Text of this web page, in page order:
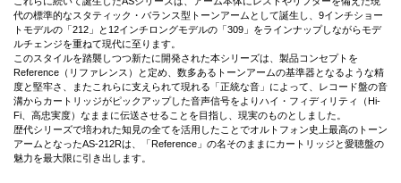
代の標準的なスタティック・バランス型トーンアームとして誕生し、9インチショー
トモデルの「212」と12インチロングモデルの「309」をラインナップしながらモデ
ルチェンジを重ねて現代に至ります。
このスタイルを踏襲しつつ新たに開発された本シリーズは、製品コンセプトを
Reference（リファレンス）と定め、数多あるトーンアームの基準器となるような精
度と堅牢さ、またこれらに支えられて現れる「正統な音」によって、レコード盤の音
溝からカートリッジがピックアップした音声信号をよりハイ・フィディリティ（Hi-
Fi、高忠実度）なままに伝送させることを目指し、現実のものとしました。
歴代シリーズで培われた知見の全てを活用したことでオルトフォン史上最高のトーン
アームとなったAS-212Rは、「Reference」の名そのままにカートリッジと愛聴盤の
魅力を最大限に引き出します。